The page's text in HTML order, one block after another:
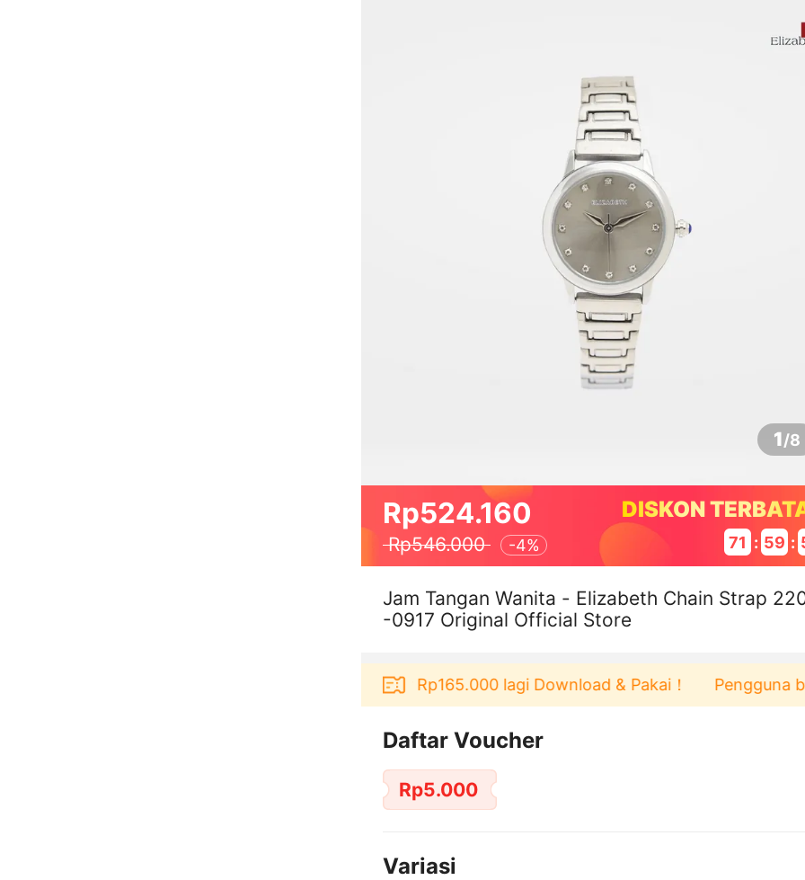
1/8
Rp524.160
Rp546.000 -4%
DISKON
71 : 59 :
Jam Tangan Wanita - Elizabeth Chain Strap
-0917 Original Official Store
berbelanja di aplikasi Akulaku bisa dapat voucher Rp165.000 lagi Download & Pakai！ Pengguna baru
Daftar Voucher
Rp5.000
Variasi